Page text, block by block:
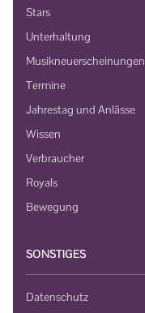
Stars
Unterhaltung
Musikneuerscheinungen
Termine
Jahrestag und Anlässe
Wissen
Verbraucher
Royals
Bewegung
SONSTIGES
Datenschutz